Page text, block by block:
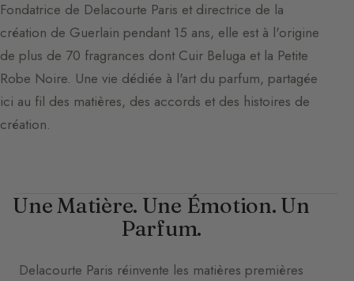
Fondatrice de Delacourte Paris et directrice de la
création de Guerlain pendant 15 ans, elle est à l'origine
de plus de 70 fragrances dont Cuir Beluga et la Petite
Robe Noire. Une vie dédiée à l'art du parfum, partagée
ici au fil des matières, des accords et des histoires de
création.
Une Matière. Une Émotion. Un
Parfum.
Delacourte Paris réinvente les matières premières